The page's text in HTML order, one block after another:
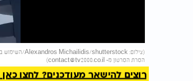
הסרת הסרטון מ- contact@tv2000.co.il
)
רוצים להישאר מעודכנים? לחצו כאן